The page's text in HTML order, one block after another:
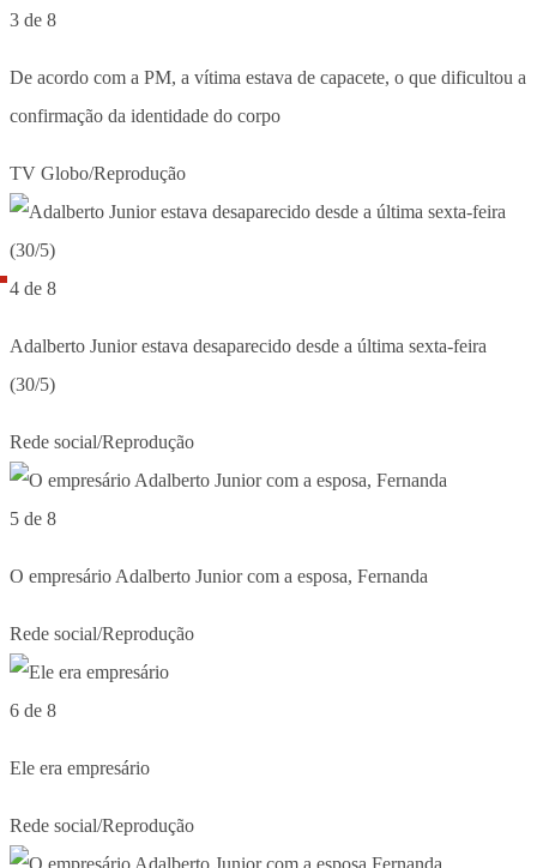
3 de 8
De acordo com a PM, a vítima estava de capacete, o que dificultou a
confirmação da identidade do corpo
TV Globo/Reprodução
4 de 8
Adalberto Junior estava desaparecido desde a última sexta-feira
(30/5)
Rede social/Reprodução
5 de 8
O empresário Adalberto Junior com a esposa, Fernanda
Rede social/Reprodução
6 de 8
Ele era empresário
Rede social/Reprodução